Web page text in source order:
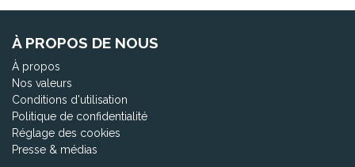
À PROPOS DE NOUS
À propos
Nos valeurs
Conditions d'utilisation
Politique de confidentialité
Réglage des cookies
Presse & médias